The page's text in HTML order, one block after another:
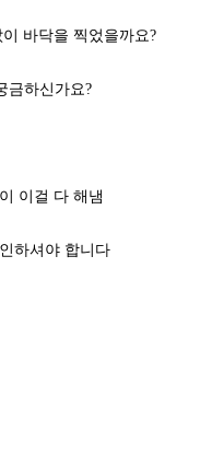
바닥을 찍었을까요?
금하신가요?
이걸 다 해냄
하셔야 합니다